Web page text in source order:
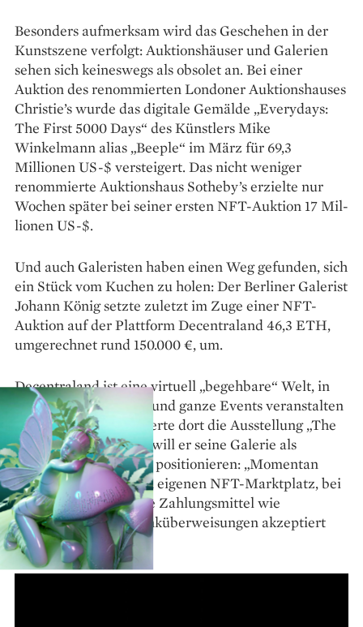
Besonders aufmerksam wird das Geschehen in der
Kunstszene verfolgt: Auktionshäuser und Galerien
sehen sich keineswegs als obsolet an. Bei einer
Auktion des renommierten Londoner Auktionshauses
Christie’s wurde das digitale Gemälde „Every­days:
The First 5000 Days“ des Künstlers Mike
Winkelmann alias „Beeple“ im März für 69,3
Millionen US-$ versteigert. Das nicht weniger
renommierte Auktionshaus Sotheby’s erzielte nur
Wochen später bei seiner ersten NFT-Auktion 17 Mil­
lionen US-$.
Und auch Galeristen haben einen Weg gefunden, sich
ein Stück vom Kuchen zu holen: Der Berliner Galerist
Johann König setzte zuletzt im Zuge einer NFT-
Auktion auf der Plattform Decentraland 46,3 ETH,
umgerechnet rund 150.000 €, um.
Decentraland ist eine virtuell „begehbare“ Welt, in
der man Land kaufen und ganze Events veranstalten
kann – König organisierte dort die Ausstellung „The
Artist is Online“. Nun will er seine Galerie als
Vorreiter in der Szene positionieren: „Momentan
bauen wir an unserem eigenen NFT-Marktplatz, bei
dem auch traditionelle Zahlungsmittel wie
Kreditkarten oder Banküberweisungen akzeptiert
werden.“